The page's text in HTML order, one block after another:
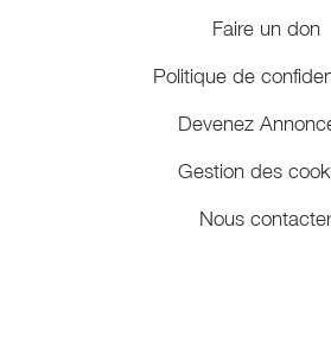
Faire un don
Politique de
Devenez
Gestion des
Nous contacter